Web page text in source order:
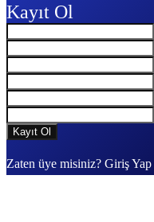
Kayıt Ol
Zaten üye misiniz? Giriş Yap